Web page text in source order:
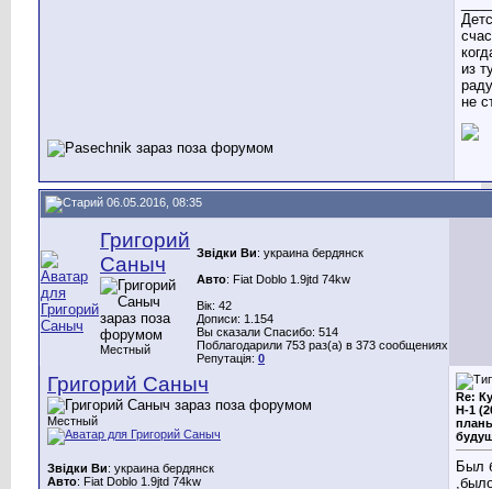
из
не
06.05.2016, 08:35
Григорий
Саныч
Местный
Звідки Ви: украина бердянск
Авто: Fiat Doblo 1.9jtd 74kw
Вік: 42
Дописи: 1.154
Вы сказали Спасибо: 514
Поблагодарили 753 раз(а) в 373 сообщениях
Репутація: 0
Григорий Саныч
Местный
Звідки Ви: украина бердянск
Авто: Fiat Doblo 1.9jtd 74kw
Re:
H-1
Был